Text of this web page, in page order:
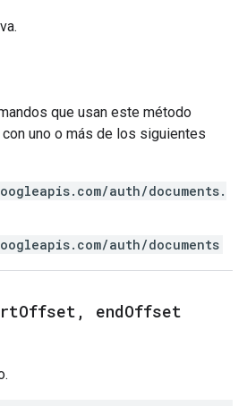
que usan este método
uno o más de los siguientes
auth/documents.
auth/documents
Offset , endOffset